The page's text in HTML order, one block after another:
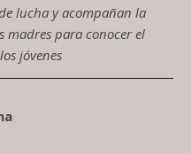
lucha y acompañan la
madres para conocer el
jóvenes